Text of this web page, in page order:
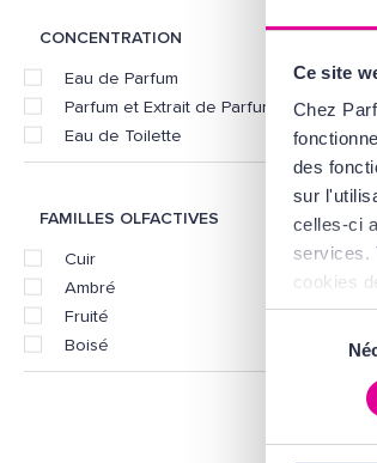
Ce site
Chez
des
sur
celles-ci
services.
cookies
consentement
CONCENTRATION
Eau de Parfum
Parfum et Extrait de Parfum
Eau de Toilette
FAMILLES OLFACTIVES
Cuir
Ambré
Fruité
Boisé